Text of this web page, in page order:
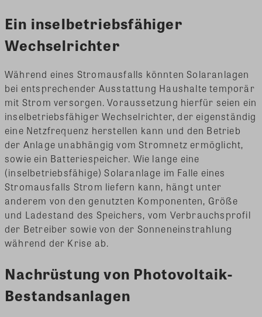
Ein inselbetriebsfähiger
Wechselrichter
Während eines Stromausfalls könnten Solaranlagen
bei entsprechender Ausstattung Haushalte temporär
mit Strom versorgen. Voraussetzung hierfür seien ein
inselbetriebsfähiger Wechselrichter, der eigenständig
eine Netzfrequenz herstellen kann und den Betrieb
der Anlage unabhängig vom Stromnetz ermöglicht,
sowie ein Batteriespeicher. Wie lange eine
(inselbetriebsfähige) Solaranlage im Falle eines
Stromausfalls Strom liefern kann, hängt unter
anderem von den genutzten Komponenten, Größe
und Ladestand des Speichers, vom Verbrauchsprofil
der Betreiber sowie von der Sonneneinstrahlung
während der Krise ab.
Nachrüstung von Photovoltaik-
Bestandsanlagen